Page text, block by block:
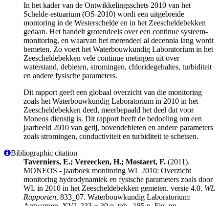
In het kader van de Ontwikkelingsschets 2010 van het
Schelde-estuarium (OS-2010) wordt een uitgebreide
montoring in de Westerschelde en in het Zeescheldebekken
gedaan. Het handelt grotendeels over een continue systeem-
monitoring, en waarvan het merendeel al decennia lang wordt
bemeten. Zo voert het Waterbouwkundig Laboratorium in het
Zeescheldebekken vele continue metingen uit over
waterstand, debieten, stromingen, chloridegehaltes, turbiditeit
en andere fysische parameters.
Dit rapport geeft een globaal overzicht van die monitoring
zoals het Waterbouwkundig Laboratorium in 2010 in het
Zeescheldebekken deed, meerbepaald het deel dat voor
Moneos dienstig is. Dit rapport heeft de bedoeling om een
jaarbeeld 2010 van getij, bovendebieten en andere parameters
zoals stromingen, conductiviteit en turbiditeit te schetsen.
Bibliographic citation
Taverniers, E.; Vereecken, H.; Mostaert, F. (2011).
MONEOS - jaarboek monitoring WL 2010: Overzicht
monitoring hydrodynamiek en fysische parameters zoals door
WL in 2010 in het Zeescheldebekken gemeten. versie 4.0. WL
Rapporten, 833_07. Waterbouwkundig Laboratorium: